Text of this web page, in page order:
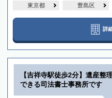
東京都 豊島区
詳
【吉祥寺駅徒歩2分】遺産整
できる司法書士事務所です